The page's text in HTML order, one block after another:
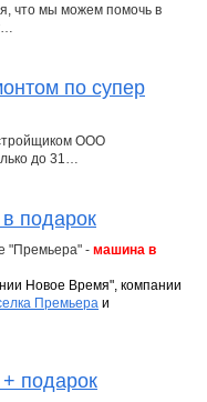
что мы можем помочь в
по супер
ООО
до 31…
подарок
"Премьера" - машина в
Новое Время", компании
Премьера и
подарок